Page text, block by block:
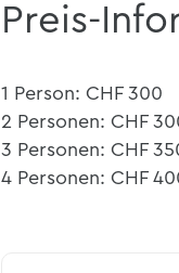
Preis-
1 Person: CHF 300
2 Personen: CHF
3 Personen: CHF
4 Personen: CHF